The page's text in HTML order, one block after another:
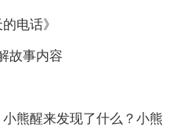
电话》
故事内容
熊醒来发现了什么？小熊